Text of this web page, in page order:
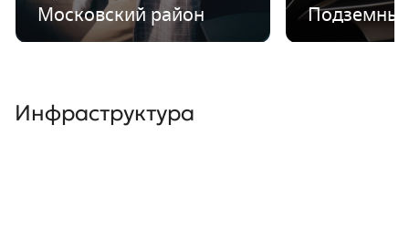
Московский район
Инфраструктура